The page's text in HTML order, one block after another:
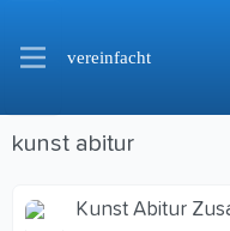
vereinfacht
kunst abitur
Kunst Abitur